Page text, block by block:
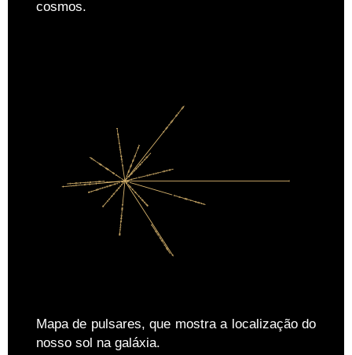
cosmos.
Mapa de pulsares, que mostra a localização do
nosso sol na galáxia.